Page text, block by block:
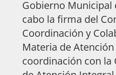
Gobierno Municipal
cabo la firma del
Coordinación y
Materia de
coordinación con la